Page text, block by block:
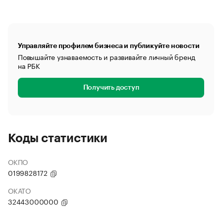
Управляйте профилем бизнеса и публикуйте новости
Повышайте узнаваемость и развивайте личный бренд
на РБК
Получить доступ
Коды статистики
ОКПО
0199828172
ОКАТО
32443000000